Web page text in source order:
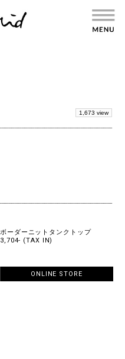
1,673 view
ボーダーニットタンクトップ
3,704- (TAX IN)
ONLINE STORE